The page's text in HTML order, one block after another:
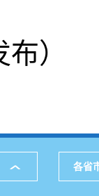
）
各省